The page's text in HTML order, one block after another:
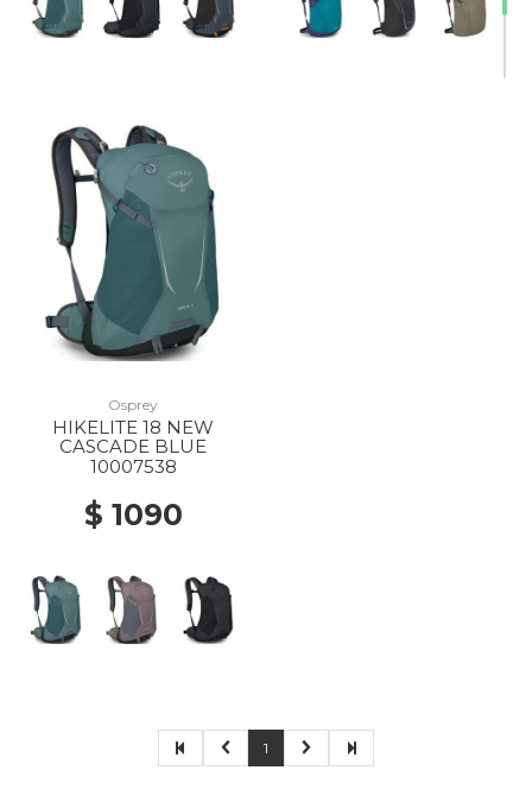
Osprey
HIKELITE 18 NEW
CASCADE BLUE
10007538
$ 1090
1